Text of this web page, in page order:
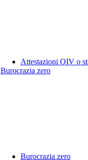
Attestazioni OIV o
Burocrazia zero
Burocrazia zero